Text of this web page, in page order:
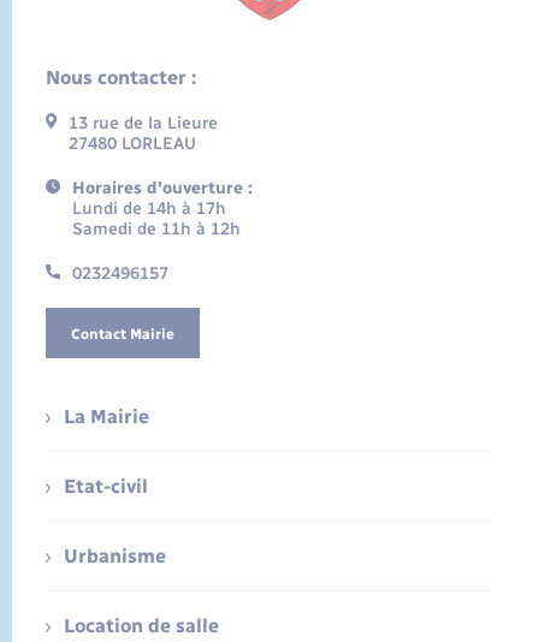
Nous contacter :
13 rue de la Lieure
27480 LORLEAU
Horaires d'ouverture :
Lundi de 14h à 17h
Samedi de 11h à 12h
0232496157
Contact Mairie
La Mairie
Etat-civil
Urbanisme
Location de salle